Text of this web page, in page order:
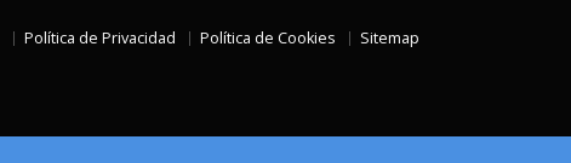
Política de Privacidad Política de Cookies Sitemap